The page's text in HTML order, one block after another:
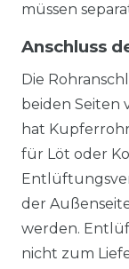
müssen
Anschluss
Die
beiden Seiten
hat
für Löt oder
der
werden.
nicht zum